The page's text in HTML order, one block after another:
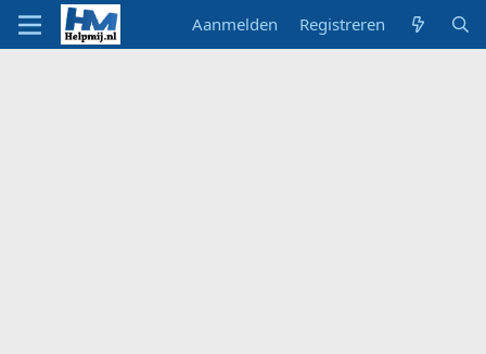
Aanmelden Registreren